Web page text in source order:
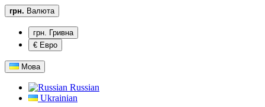
грн. Валюта
грн. Гривна
€ Евро
Мова
Russian
Ukrainian